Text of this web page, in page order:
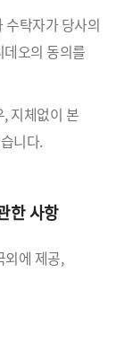
탁자가 당사의
오의 동의를
지체없이 본
니다.
한 사항
에 제공,